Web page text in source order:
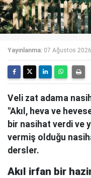
Yayınlanma: 07 Ağustos
Veli zat adama
"Akıl, heva ve
bir nasihat verdi ve
vermiş olduğu
dersler.
Akıl irfan bir